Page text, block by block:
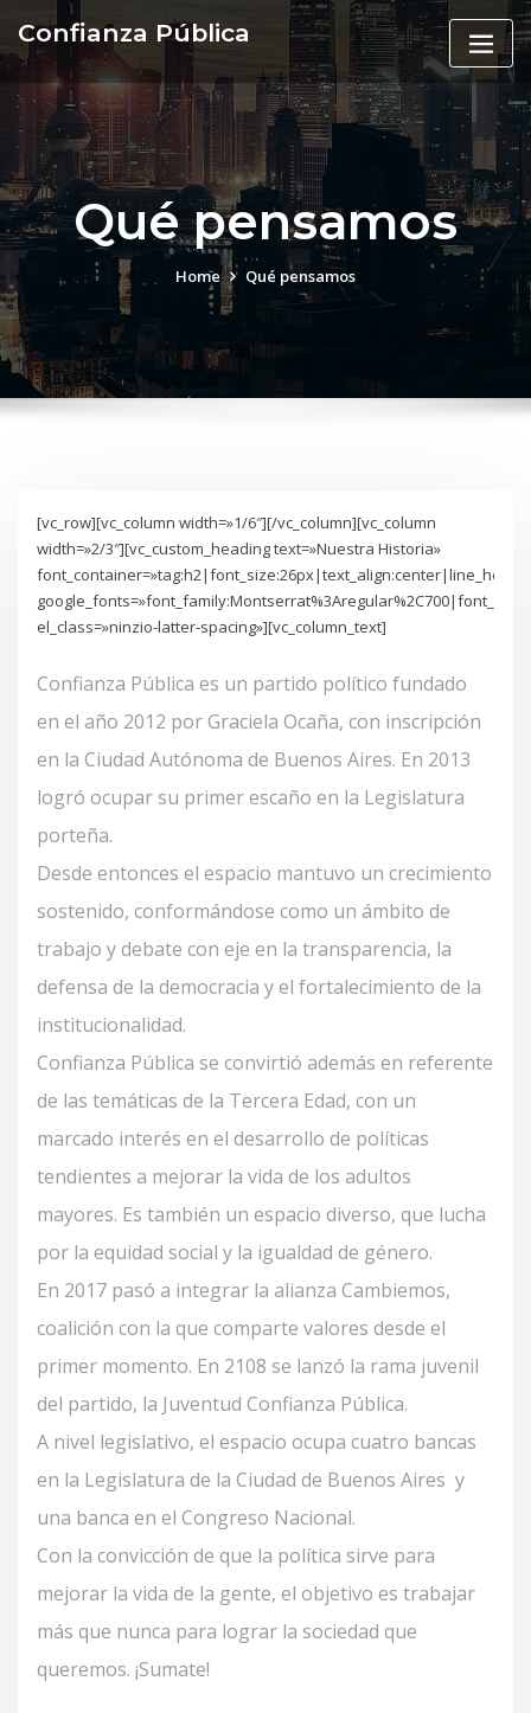
content
Confianza Pública
Qué pensamos
Home Qué pensamos
[vc_row][vc_column width=»1/6″][/vc_column][vc_column
width=»2/3″][vc_custom_heading text=»Nuestra Historia»
el_class=»ninzio-latter-spacing»][vc_column_text]
Confianza Pública es un partido político fundado
en el año 2012 por Graciela Ocaña, con inscripción
en la Ciudad Autónoma de Buenos Aires. En 2013
logró ocupar su primer escaño en la Legislatura
porteña.
Desde entonces el espacio mantuvo un crecimiento
sostenido, conformándose como un ámbito de
trabajo y debate con eje en la transparencia, la
defensa de la democracia y el fortalecimiento de la
institucionalidad.
Confianza Pública se convirtió además en referente
de las temáticas de la Tercera Edad, con un
marcado interés en el desarrollo de políticas
tendientes a mejorar la vida de los adultos
mayores. Es también un espacio diverso, que lucha
por la equidad social y la igualdad de género.
En 2017 pasó a integrar la alianza Cambiemos,
coalición con la que comparte valores desde el
primer momento. En 2108 se lanzó la rama juvenil
del partido, la Juventud Confianza Pública.
A nivel legislativo, el espacio ocupa cuatro bancas
en la Legislatura de la Ciudad de Buenos Aires y
una banca en el Congreso Nacional.
Con la convicción de que la política sirve para
mejorar la vida de la gente, el objetivo es trabajar
más que nunca para lograr la sociedad que
queremos. ¡Sumate!